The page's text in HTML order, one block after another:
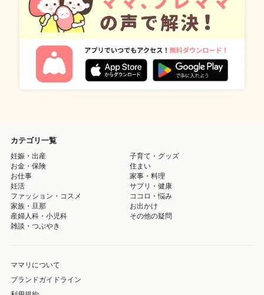
カテゴリ一覧
妊娠・出産
子育て・グッズ
お金・保険
住まい
お仕事
家事・料理
妊活
サプリ・健康
ファッション・コスメ
ココロ・悩み
家族・旦那
お出かけ
産婦人科・小児科
その他の疑問
雑談・つぶやき
ママリについて
ブランドガイドライン